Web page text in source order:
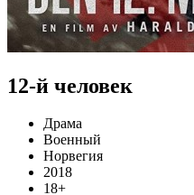
12-й человек
Драма
Военный
Норвегия
2018
18+